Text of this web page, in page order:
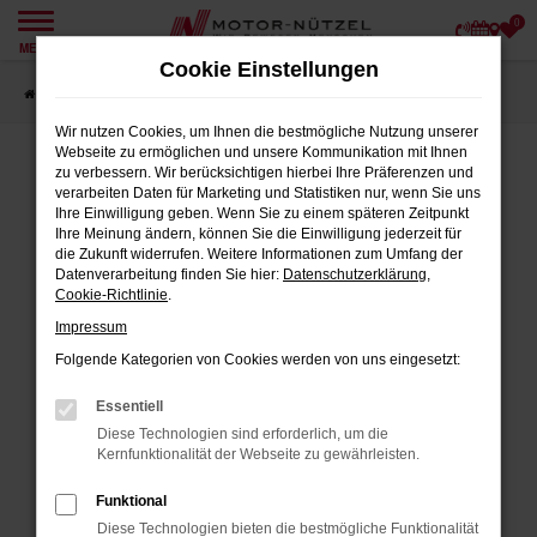
Zum
springen
MENÜ
0
FEHLER: NETWORK ERROR
Beim Laden ist ein Fehler aufgetreten.
Hier sind ein paar Tipps, die dir helfen können:
Überprüfe deine Firewall und deine
Internetverbindung.
Prüfe deine Browsererweiterungen.
können das Laden bestimmter Seiten
Cookie Einstellungen
Wir nutzen Cookies, um Ihnen die bestmögliche Nutzung unserer
Webseite zu ermöglichen und unsere Kommunikation mit Ihnen
zu verbessern. Wir berücksichtigen hierbei Ihre Präferenzen und
verarbeiten Daten für Marketing und Statistiken nur, wenn Sie uns
Ihre Einwilligung geben. Wenn Sie zu einem späteren Zeitpunkt
Ihre Meinung ändern, können Sie die Einwilligung jederzeit für
die Zukunft widerrufen. Weitere Informationen zum Umfang der
Datenverarbeitung finden Sie hier: Datenschutzerklärung,
Cookie-Richtlinie.
Impressum
Folgende Kategorien von Cookies werden von uns eingesetzt:
Essentiell
Diese Technologien sind erforderlich, um die
Kernfunktionalität der Webseite zu gewährleisten.
Funktional
Diese Technologien bieten die bestmögliche Funktionalität